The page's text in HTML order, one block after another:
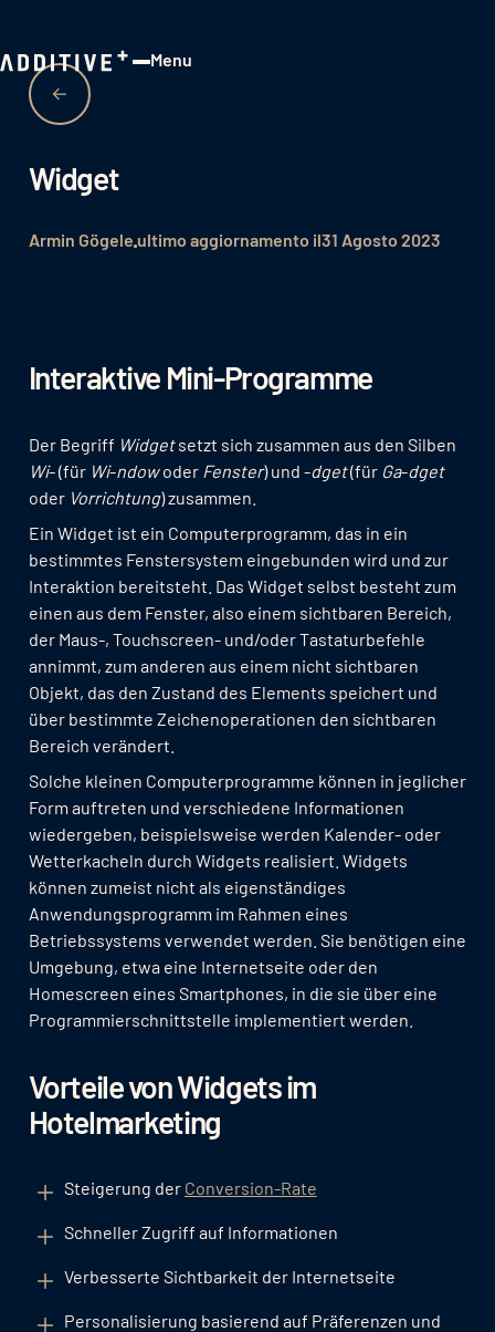
Menu
Widget
Armin Gögeleultimo aggiornamento il31 Agosto 2023
Interaktive Mini-Programme
Der Begriff Widgetsetzt sich zusammen aus den Silben
Wi- (für Wi-ndowoder Fenster) und -dget(für Ga-dget
oder Vorrichtung) zusammen.
Ein Widget ist ein Computerprogramm, das in ein
bestimmtes Fenstersystem eingebunden wird und zur
Interaktion bereitsteht. Das Widget selbst besteht zum
einen aus dem Fenster, also einem sichtbaren Bereich,
der Maus-, Touchscreen- und/oder Tastaturbefehle
annimmt, zum anderen aus einem nicht sichtbaren
Objekt, das den Zustand des Elements speichert und
über bestimmte Zeichenoperationen den sichtbaren
Bereich verändert.
Solche kleinen Computerprogramme können in jeglicher
Form auftreten und verschiedene Informationen
wiedergeben, beispielsweise werden Kalender- oder
Wetterkacheln durch Widgets realisiert. Widgets
können zumeist nicht als eigenständiges
Anwendungsprogramm im Rahmen eines
Betriebssystems verwendet werden. Sie benötigen eine
Umgebung, etwa eine Internetseite oder den
Homescreen eines Smartphones, in die sie über eine
Programmierschnittstelle implementiert werden.
Vorteile von Widgets im
Hotelmarketing
Steigerung der Conversion-Rate
Schneller Zugriff auf Informationen
Verbesserte Sichtbarkeit der Internetseite
Personalisierung basierend auf Präferenzen und